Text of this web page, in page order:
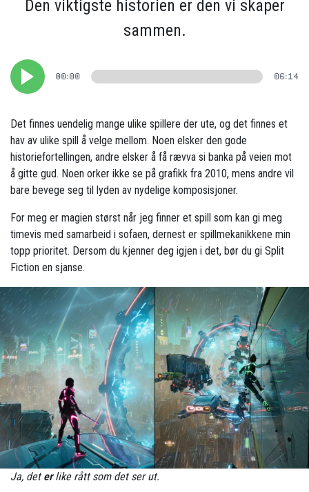
Den viktigste historien er den vi skaper
sammen.
00:00 06:14
Det finnes uendelig mange ulike spillere der ute, og det finnes et
hav av ulike spill å velge mellom. Noen elsker den gode
historiefortellingen, andre elsker å få rævva si banka på veien mot
å gitte gud. Noen orker ikke se på grafikk fra 2010, mens andre vil
bare bevege seg til lyden av nydelige komposisjoner.
For meg er magien størst når jeg finner et spill som kan gi meg
timevis med samarbeid i sofaen, dernest er spillmekanikkene min
topp prioritet. Dersom du kjenner deg igjen i det, bør du gi Split
Fiction en sjanse.
Ja, det erlike rått som det ser ut.